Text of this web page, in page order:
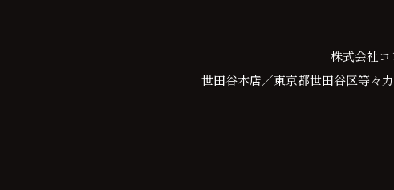
株式会社
世田谷本店／東京都世田谷区等々